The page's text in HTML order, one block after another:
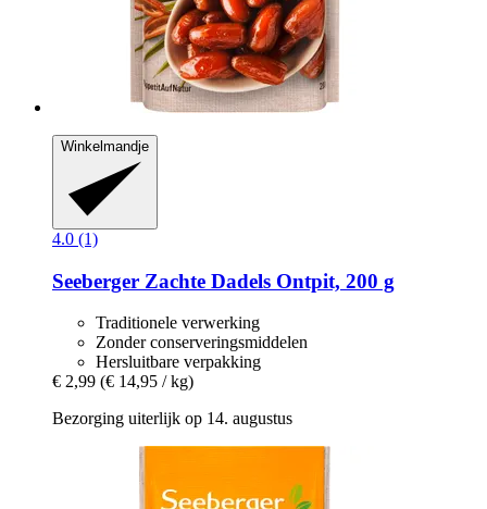
Winkelmandje
4.0 (1)
Seeberger Zachte Dadels Ontpit, 200 g
Traditionele verwerking
Zonder conserveringsmiddelen
Hersluitbare verpakking
€ 2,99 (€ 14,95 / kg)
Bezorging uiterlijk op 14. augustus